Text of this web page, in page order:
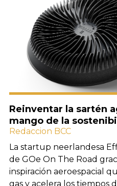
Reinventar la sartén
mango de la
Redaccion BCC
La startup neerlandesa
de GOe On The Road
inspiración aeroespacial
gas y acelera los tiempos